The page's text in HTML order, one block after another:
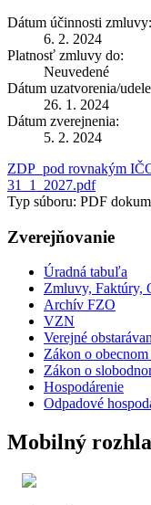
Dátum účinnosti zmluvy:
6. 2. 2024
Platnosť zmluvy do:
Neuvedené
Dátum uzatvorenia/
26. 1. 2024
Dátum zverejnenia:
5. 2. 2024
ZDP_pod rovnakým
31_1_2027.pdf
Typ súboru: PDF
Zverejňovanie
Úradná tabuľa
Zmluvy, Faktúry,
Archív FZO
VZN
Verejné
Zákon o
Zákon o
Hospodárenie
Odpadové
Mobilný